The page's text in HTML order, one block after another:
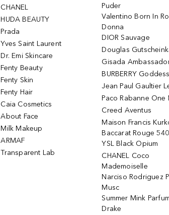
CHANEL
HUDA BEAUTY
Prada
Yves Saint Laurent
Dr. Emi Skincare
Fenty Beauty
Fenty Skin
Fenty Hair
Caia Cosmetics
About Face
Milk Makeup
ARMAF
Transparent Lab
Puder
Valentino Born In
Donna
DIOR Sauvage
Douglas
Gisada
BURBERRY Goddess
Jean Paul Gaultier
Paco Rabanne One
Creed Aventus
Maison Francis
Baccarat Rouge 540
YSL Black Opium
CHANEL Coco
Mademoiselle
Narciso Rodriguez
Musc
Summer Mink
Drake